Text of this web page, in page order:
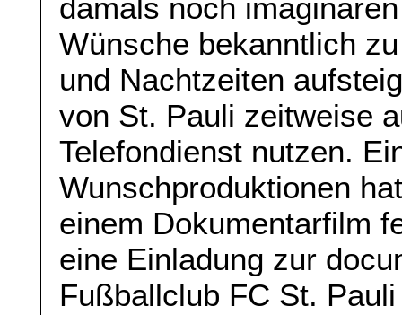
damals noch
Wünsche bekanntlich
und Nachtzeiten
von St. Pauli zeitweise
Telefondienst nutzen.
Wunschproduktionen
einem Dokumentarfilm
eine Einladung zur
Fußballclub FC St.